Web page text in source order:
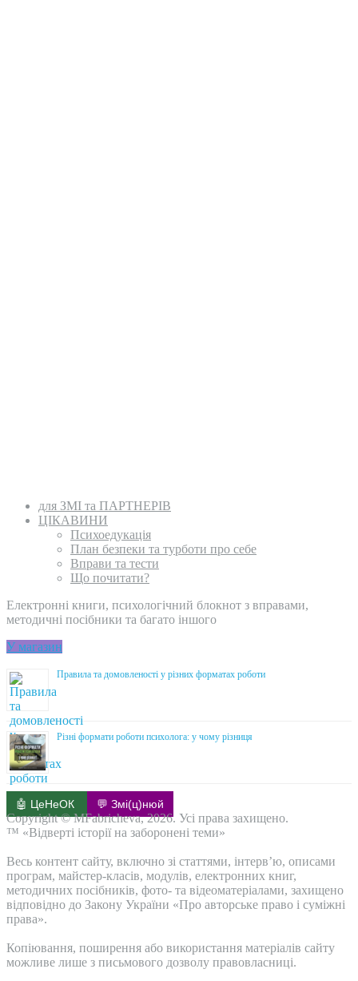
для ЗМІ та ПАРТНЕРІВ
ЦІКАВИНИ
Психоедукація
План безпеки та турботи про себе
Вправи та тести
Що почитати?
Електронні книги, психологічний блокнот з вправами,
методичні посібники та багато іншого
У магазин
Правила та домовленості у різних форматах роботи
Різні формати роботи психолога: у чому різниця
🤖 ЦеНеОК 💬 Змі(ц)нюй
Copyright © MFabricheva, 2026. Усі права захищено.
™ «Відверті історії на заборонені теми»
Весь контент сайту, включно зі статтями, інтерв’ю, описами
програм, майстер-класів, модулів, електронних книг,
методичних посібників, фото- та відеоматеріалами, захищено
відповідно до Закону України «Про авторське право і суміжні
права».
Копіювання, поширення або використання матеріалів сайту
можливе лише з письмового дозволу правовласниці.